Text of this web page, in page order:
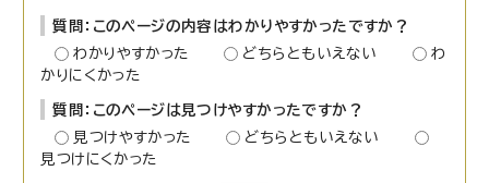
質問：このページの内容はわかりやすかったですか？
わかりやすかった
どちらともいえない
わ
かりにくかった
質問：このページは見つけやすかったですか？
見つけやすかった
どちらともいえない
見つけにくかった